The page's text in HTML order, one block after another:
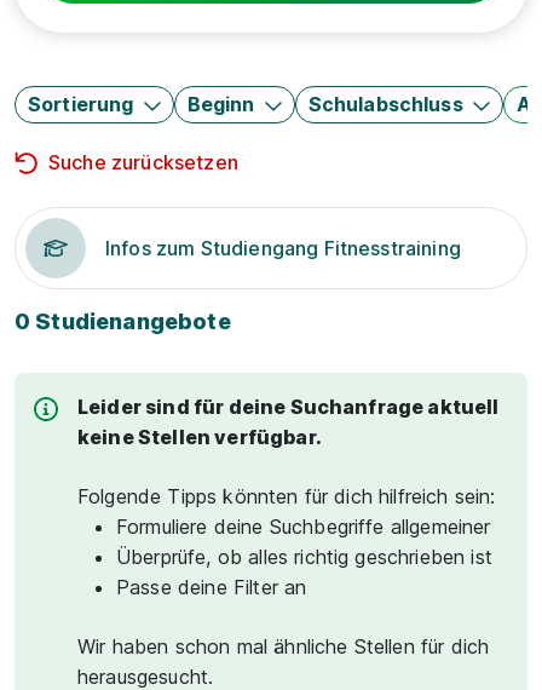
Sortierung Beginn Schulabschluss
Suche zurücksetzen
Infos zum Studiengang Fitnesstraining
0 Studienangebote
Leider sind für deine Suchanfrage aktuell
keine Stellen verfügbar.
Folgende Tipps könnten für dich hilfreich sein:
Formuliere deine Suchbegriffe allgemeiner
Überprüfe, ob alles richtig geschrieben ist
Passe deine Filter an
Wir haben schon mal ähnliche Stellen für dich
herausgesucht.